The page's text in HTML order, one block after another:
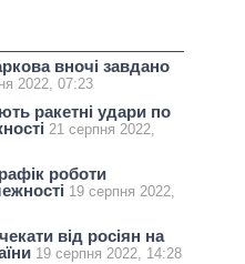
вночі завдано
2022, 07:23
ракетні удари по
21 серпня 2022,
роботи
19 серпня 2022,
від росіян на
19 серпня 2022, 14:28